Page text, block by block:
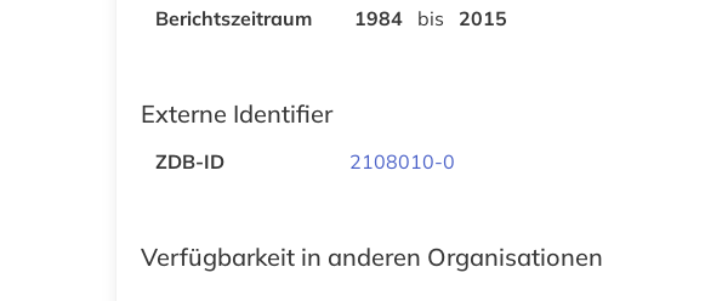
Berichtszeitraum
1984 bis 2015
Externe Identifier
ZDB-ID 2108010-0
Verfügbarkeit in anderen Organisationen